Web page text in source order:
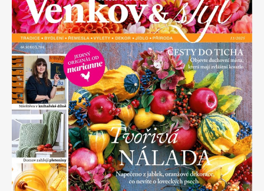
Apetit Marianne Bydlení